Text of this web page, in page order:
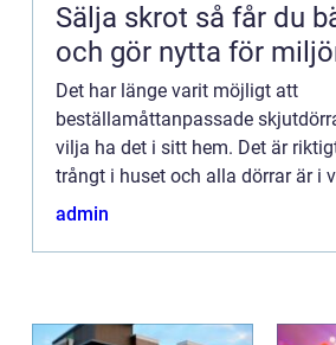
Sälja skrot så får du bäst betalt
och gör nytta för
Det har länge varit möjligt att
beställamåttanpassade
vilja ha det i sitt hem. Det är
trångt i huset och alla dörrar är i
man...
admin